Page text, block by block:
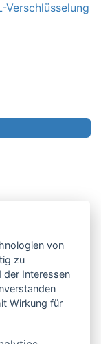
Verschlüsselung
von
zu
der Interessen
Wirkung für